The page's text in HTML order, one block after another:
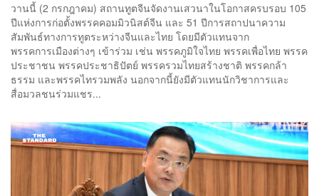
วานนี้ (2 กรกฎาคม) สถานทูตจีนจัดงานเสวนาในโอกาสครบรอบ 105
ปีแห่งการก่อตั้งพรรคคอมมิวนิสต์จีน และ 51 ปีการสถาปนาความ
สัมพันธ์ทางการทูตระหว่างจีนและไทย โดยมีตัวแทนจาก
พรรคการเมืองต่างๆ เข้าร่วม เช่น พรรคภูมิใจไทย พรรคเพื่อไทย พรรค
ประชาชน พรรคประชาธิปัตย์ พรรครวมไทยสร้างชาติ พรรคกล้า
ธรรม และพรรคไทรวมพลัง นอกจากนี้ยังมีตัวแทนนักวิชาการและ
สื่อมวลชนร่วมแชร...